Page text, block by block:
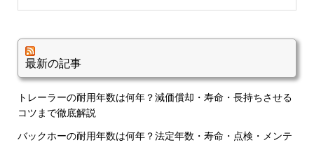
最新の記事
トレーラーの耐用年数は何年？減価償却・寿命・長持ちさせる
コツまで徹底解説
バックホーの耐用年数は何年？法定年数・寿命・点検・メンテ